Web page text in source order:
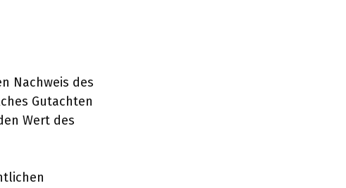
Nachweis des
Gutachten
Wert des